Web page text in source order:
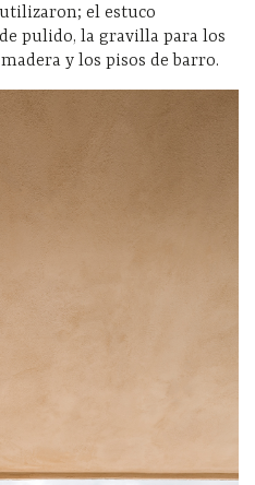
el estuco
pulido, la gravilla para los
y los pisos de barro.